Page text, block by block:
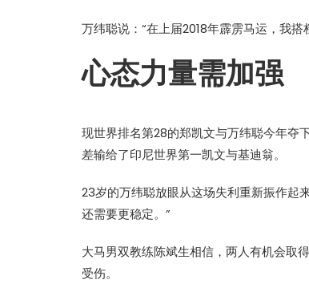
万纬聪说：“在上届2018年霹雳马运，我
心态力量需加强
现世界排名第28的郑凯文与万纬聪今年夺
差输给了印尼世界第一凯文与基迪翁。
23岁的万纬聪放眼从这场失利重新振作起
还需要更稳定。”
大马男双教练陈斌生相信，两人有机会取
受伤。